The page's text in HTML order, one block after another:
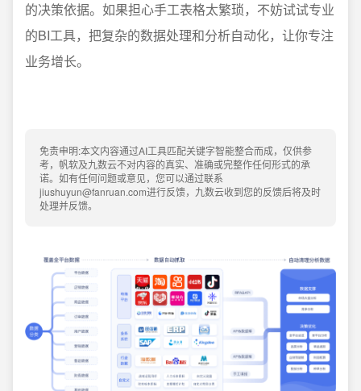
的决策依据。如果担心手工表格太繁琐，不妨试试专业
的BI工具，把复杂的数据处理和分析自动化，让你专注
业务增长。
免责申明:本文内容通过AI工具匹配关键字智能整合而成，仅供参
考，帆软及九数云不对内容的真实、准确或完整作任何形式的承
诺。如有任何问题或意见，您可以通过联系
jiushuyun@fanruan.com进行反馈，九数云收到您的反馈后将及时
处理并反馈。